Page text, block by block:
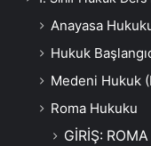
Anayasa
Hukuk
Medeni Hukuk
Roma Hukuku
GİRİŞ: